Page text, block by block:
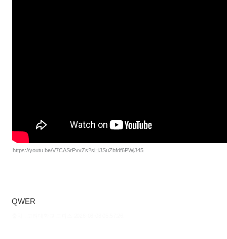
https://youtu.be/V7CASrPvvZs?si=iJSuZbfdf6PWjJ45
QWER